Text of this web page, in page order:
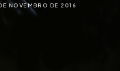
NOVEMBRO DE 2016